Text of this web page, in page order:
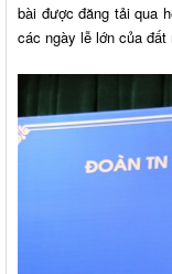
bài được đăng tải qua
các ngày lễ lớn của